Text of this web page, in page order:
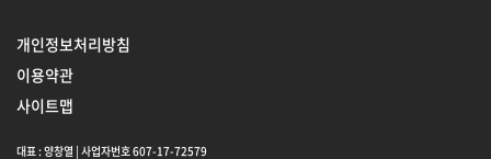
개인정보처리방침
이용약관
사이트맵
대표 : 양창열 | 사업자번호 607-17-72579